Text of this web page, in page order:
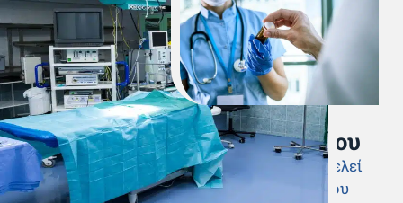
Το ΝΝΑ σε αριθμούς
Παραγόμενο έργο νοσοκομείου
Το Ναυτικό Νοσοκομείο Αθηνών (ΝΝΑ) αποτελεί
έναν από τους σημαντικότερους πυλώνες του